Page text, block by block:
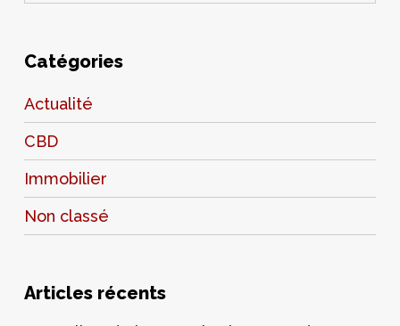
Catégories
Actualité
CBD
Immobilier
Non classé
Articles récents